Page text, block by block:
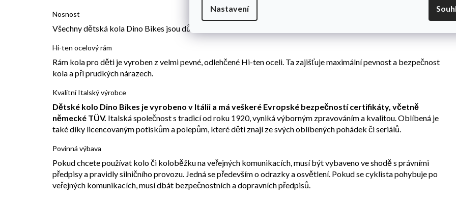
Nastavení
Nosnost
Všechny dětská kola Dino Bikes jsou důkladně testována a splňují Evropské normy.
Hi-ten ocelový rám
Rám kola pro děti je vyroben z velmi pevné, odlehčené Hi-ten oceli. Ta zajišťuje maximální pevnost a bezpečnost
kola a při prudkých nárazech.
Kvalitní Italský výrobce
Dětské kolo Dino Bikes je vyrobeno v Itálii a má veškeré Evropské bezpečností certifikáty, včetně
německé TÜV. Italská společnost s tradicí od roku 1920, vyniká výborným zpravováním a kvalitou. Oblíbená je
také díky licencovaným potiskům a polepům, které děti znají ze svých oblíbených pohádek či seriálů.
Povinná výbava
Pokud chcete používat kolo či koloběžku na veřejných komunikacích, musí být vybaveno ve shodě s právními
předpisy a pravidly silničního provozu. Jedná se především o odrazky a osvětlení. Pokud se cyklista pohybuje po
veřejných komunikacích, musí dbát bezpečnostních a dopravních předpisů.